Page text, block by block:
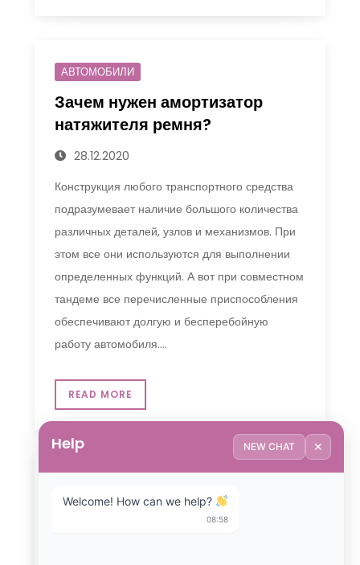
АВТОМОБИЛИ
Зачем нужен амортизатор
натяжителя ремня?
28.12.2020
Конструкция любого транспортного средства
подразумевает наличие большого количества
различных деталей, узлов и механизмов. При
этом все они используются для выполнении
определенных функций. А вот при совместном
тандеме все перечисленные приспособления
обеспечивают долгую и бесперебойную
работу автомобиля.…
READ MORE
Лучший Фольксваген, но ты не
Help NEW CHAT ✕
Welcome! How can we help?
08:58